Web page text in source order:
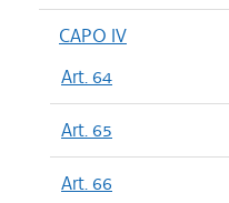
CAPO IV
Art. 64
Art. 65
Art. 66